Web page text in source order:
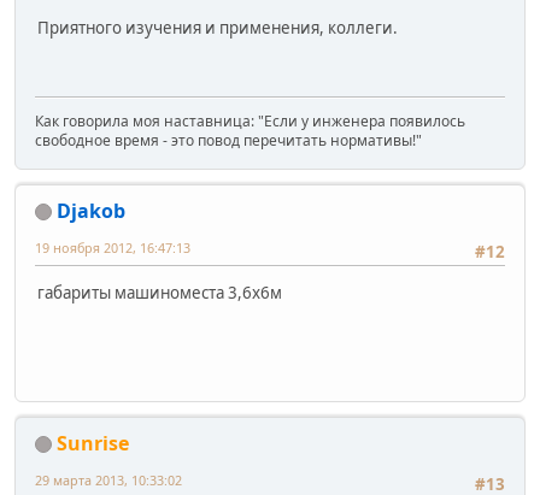
Приятного изучения и применения, коллеги.
Как говорила моя наставница: "Если у инженера появилось
свободное время - это повод перечитать нормативы!"
Djakob
#12
19 ноября 2012, 16:47:13
габариты машиноместа 3,6х6м
Sunrise
#13
29 марта 2013, 10:33:02